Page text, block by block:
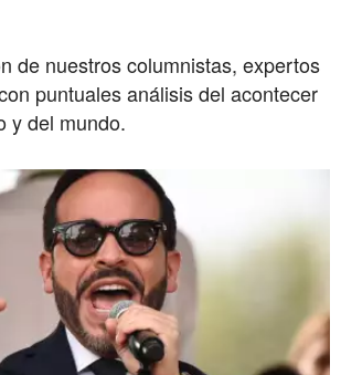
de nuestros columnistas, expertos
puntuales análisis del acontecer
y del mundo.